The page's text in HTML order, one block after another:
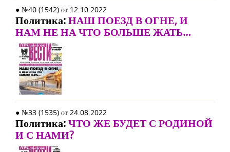
● №40 (1542) от 12.10.2022
Политика:НАШ ПОЕЗД В ОГНЕ, И
НАМ НЕ НА ЧТО БОЛЬШЕ ЖАТЬ…
● №33 (1535) от 24.08.2022
Политика:ЧТО ЖЕ БУДЕТ С РОДИНОЙ
И С НАМИ?